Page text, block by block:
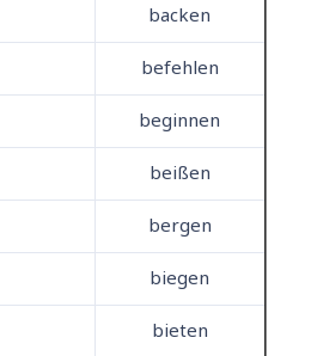
backen
befehlen
beginnen
beißen
bergen
biegen
bieten